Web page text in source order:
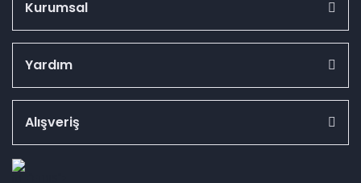
Kurumsal
Yardım
Alışveriş